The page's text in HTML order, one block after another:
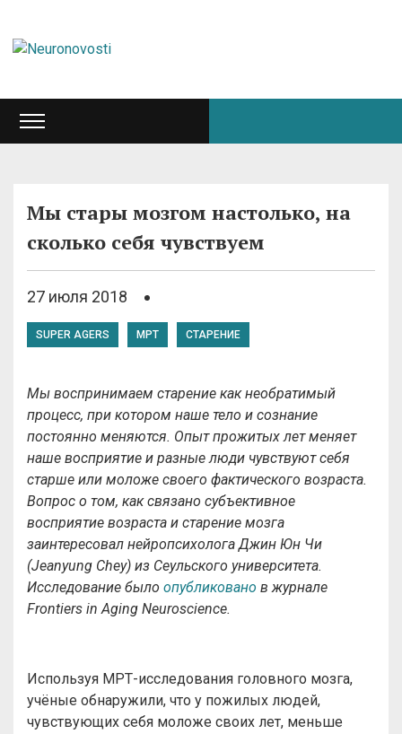
Мы стары мозгом настолько, на
сколько себя чувствуем
27 июля 2018
SUPER AGERS МРТ СТАРЕНИЕ
Мы воспринимаем старение как необратимый
процесс, при котором наше тело и сознание
постоянно меняются. Опыт прожитых лет меняет
наше восприятие и разные люди чувствуют себя
старше или моложе своего фактического возраста.
Вопрос о том, как связано субъективное
восприятие возраста и старение мозга
заинтересовал нейропсихолога Джин Юн Чи
(Jeanyung Chey) из Сеульского университета.
Исследование было опубликовано в журнале
Frontiers in Aging Neuroscience.
Используя МРТ-исследования головного мозга,
учёные обнаружили, что у пожилых людей,
чувствующих себя моложе своих лет, меньше